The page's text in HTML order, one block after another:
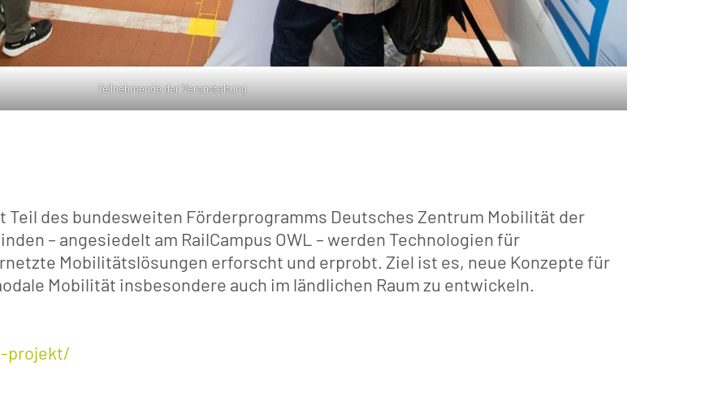
Teilnehmende der Veranstaltung
Teil des bundesweiten Förderprogramms Deutsches Zentrum Mobilität der
– angesiedelt am RailCampus OWL – werden Technologien für
Mobilitätslösungen erforscht und erprobt. Ziel ist es, neue Konzepte für
Mobilität insbesondere auch im ländlichen Raum zu entwickeln.
projekt/